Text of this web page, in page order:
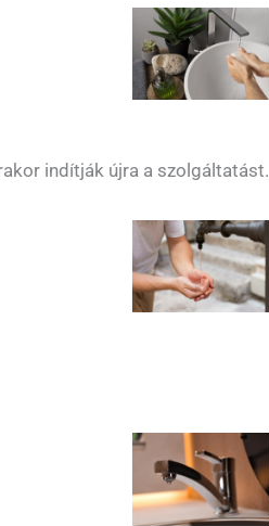
indítják újra a szolgáltatást.